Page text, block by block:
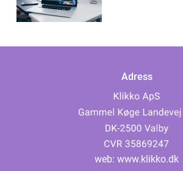
Adress
web: www.klikko.dk